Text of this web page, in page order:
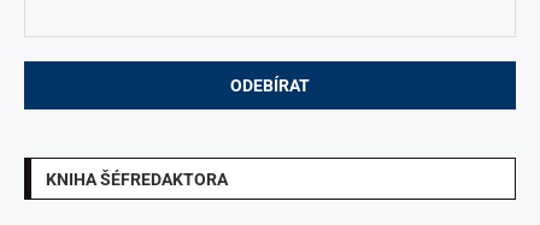
KNIHA ŠÉFREDAKTORA